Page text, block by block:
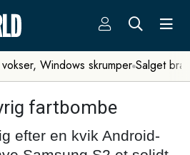
Windows skrumper Salget
fartbombe
efter en kvik Android-